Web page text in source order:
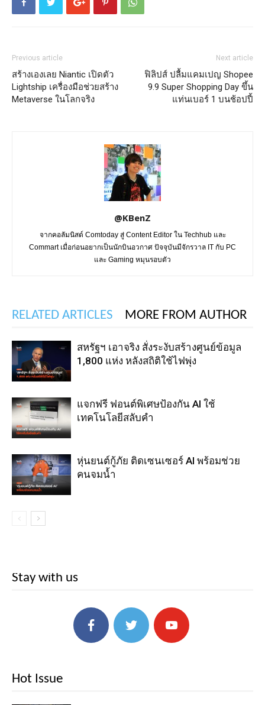
Previous article
สร้างเองเลย Niantic เปิดตัว
Lightship เครื่องมือช่วยสร้าง
Metaverse ในโลกจริง
Next article
ฟิลิปส์ ปลื้มแคมเปญ Shopee
9.9 Super Shopping Day ขึ้น
แท่นเบอร์ 1 บนช้อปปี้
@KBenZ
จากคอลัมนิสต์ Comtoday สู่ Content Editor ใน Techhub และ
Commart เมื่อก่อนอยากเป็นนักบินอวกาศ ปัจจุบันมีจักรวาล IT กับ PC
และ Gaming หมุนรอบตัว
RELATED ARTICLES MORE FROM AUTHOR
สหรัฐฯ เอาจริง สั่งระงับสร้างศูนย์ข้อมูล
1,800 แห่ง หลังสถิติใช้ไฟพุ่ง
แจกฟรี ฟอนต์พิเศษป้องกัน AI ใช้
เทคโนโลยีสลับคำ
หุ่นยนต์กู้ภัย ติดเซนเซอร์ AI พร้อมช่วย
คนจมน้ำ
Stay with us
Hot Issue